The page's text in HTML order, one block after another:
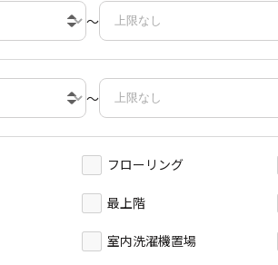
～
～
フローリング
最上階
室内洗濯機置場